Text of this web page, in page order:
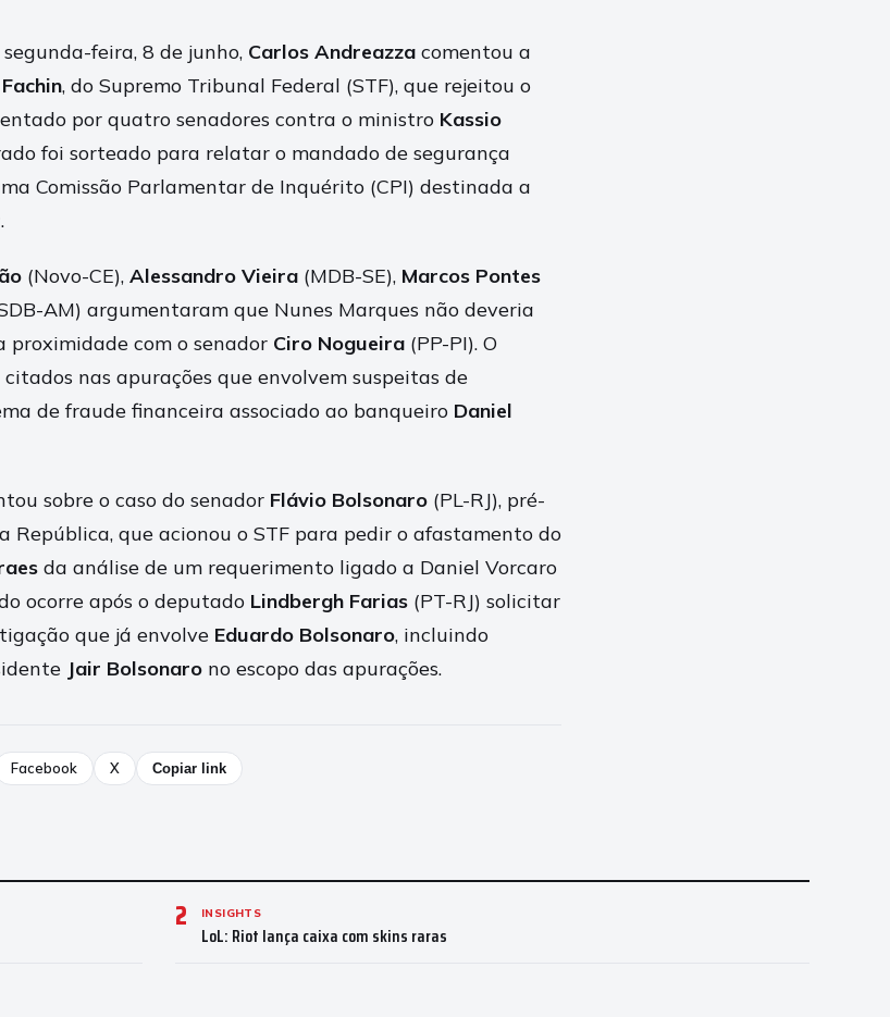
feira, 8 de junho, Carlos Andreazza comentou a
, do Supremo Tribunal Federal (STF), que rejeitou o
por quatro senadores contra o ministro Kassio
foi sorteado para relatar o mandado de segurança
Comissão Parlamentar de Inquérito (CPI) destinada a
.
(Novo-CE), Alessandro Vieira (MDB-SE), Marcos Pontes
AM) argumentaram que Nunes Marques não deveria
proximidade com o senador Ciro Nogueira (PP-PI). O
nas apurações que envolvem suspeitas de
de fraude financeira associado ao banqueiro Daniel
sobre o caso do senador Flávio Bolsonaro (PL-RJ), pré-
República, que acionou o STF para pedir o afastamento do
da análise de um requerimento ligado a Daniel Vorcaro
ocorre após o deputado Lindbergh Farias (PT-RJ) solicitar
que já envolve Eduardo Bolsonaro, incluindo
Jair Bolsonaro no escopo das apurações.
Facebook X Copiar link
2 INSIGHTS
LoL: Riot lança caixa com skins raras